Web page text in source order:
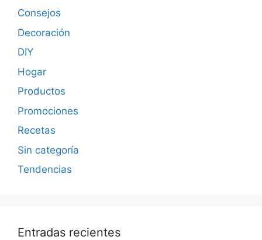
Consejos
Decoración
DIY
Hogar
Productos
Promociones
Recetas
Sin categoría
Tendencias
Entradas recientes